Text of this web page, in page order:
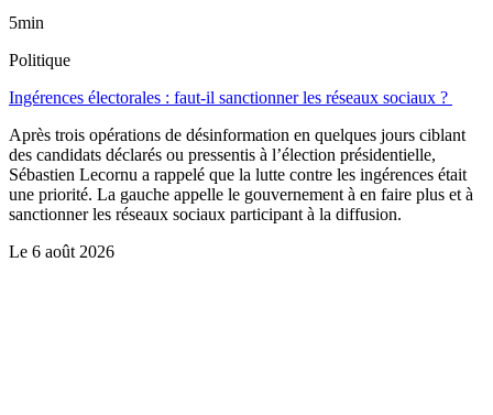
5min
Politique
Ingérences électorales : faut-il sanctionner les réseaux sociaux ?
Après trois opérations de désinformation en quelques jours ciblant
des candidats déclarés ou pressentis à l’élection présidentielle,
Sébastien Lecornu a rappelé que la lutte contre les ingérences était
une priorité. La gauche appelle le gouvernement à en faire plus et à
sanctionner les réseaux sociaux participant à la diffusion.
Le 6 août 2026